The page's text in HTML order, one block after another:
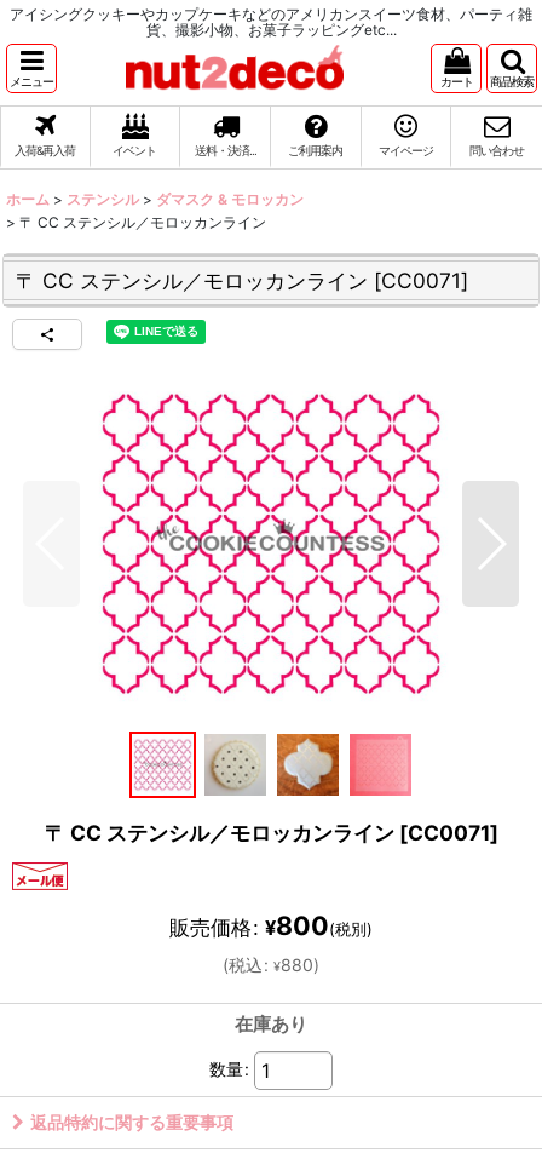
アイシングクッキーやカップケーキなどのアメリカンスイーツ食材、パーティ雑
貨、撮影小物、お菓子ラッピングetc...
メニュー カート 商品検索
入荷&再入荷 イベント 送料・決済... ご利用案内 マイページ 問い合わせ
ホーム > ステンシル > ダマスク & モロッカン
> 〒 CC ステンシル／モロッカンライン
〒 CC ステンシル／モロッカンライン [CC0071]
〒 CC ステンシル／モロッカンライン [CC0071]
販売価格: ¥800(税別)
(税込: ¥880)
在庫あり
数量:
返品特約に関する重要事項